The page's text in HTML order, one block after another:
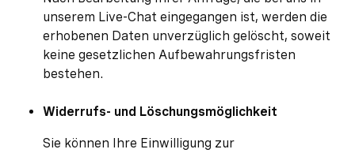
unserem Live-Chat eingegangen ist, werden die
erhobenen Daten unverzüglich gelöscht, soweit
keine gesetzlichen Aufbewahrungsfristen
bestehen.
Widerrufs- und Löschungsmöglichkeit
Sie können Ihre Einwilligung zur